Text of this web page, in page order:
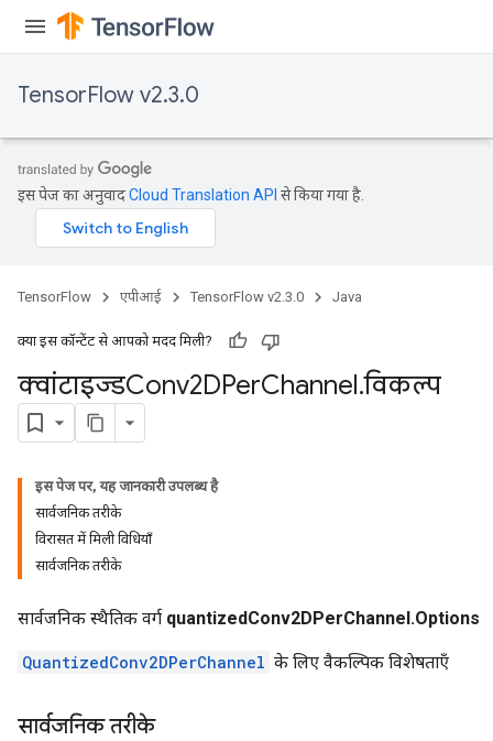
TensorFlow v2.3.0
इस पेज का अनुवादCloud Translation API से किया गया है.
TensorFlow एपीआई TensorFlow v2.3.0 Java
क्या इस कॉन्टेंट से आपको मदद मिली?
क्वांटाइज्डConv2DPerChannel.विकल्प
इस पेज पर, यह जानकारी उपलब्ध है
सार्वजनिक तरीके
विरासत में मिली विधियाँ
सार्वजनिक तरीके
सार्वजनिक स्थैतिक वर्ग quantizedConv2DPerChannel.Options
QuantizedConv2DPerChannel के लिए वैकल्पिक विशेषताएँ
सार्वजनिक तरीके